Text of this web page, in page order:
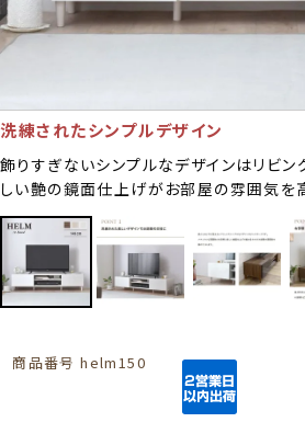
洗練されたシンプルデザイン
飾りすぎないシンプルなデザインはリビン
しい艶の鏡面仕上げがお部屋の雰囲気を
商品番号 helm150